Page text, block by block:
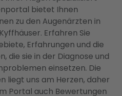
bietet Ihnen
zu den Augenärzten in
Erfahren Sie
Erfahrungen und die
die sie in der Diagnose und
einsetzen. Die
liegt uns am Herzen, daher
Portal auch Bewertungen